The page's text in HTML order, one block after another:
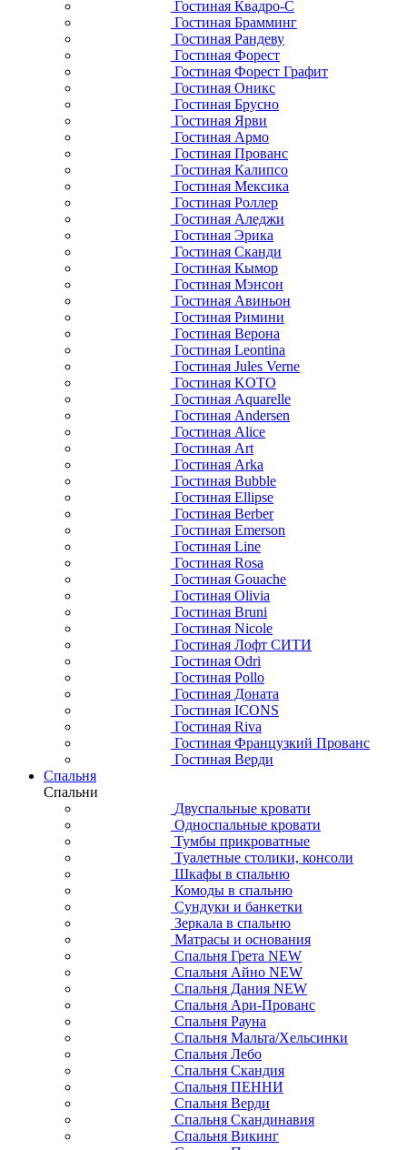
Гостиная Квадро-С
Гостиная Брамминг
Гостиная Рандеву
Гостиная Форест
Гостиная Форест Графит
Гостиная Оникс
Гостиная Брусно
Гостиная Ярви
Гостиная Армо
Гостиная Прованс
Гостиная Калипсо
Гостиная Мексика
Гостиная Роллер
Гостиная Аледжи
Гостиная Эрика
Гостиная Сканди
Гостиная Кымор
Гостиная Мэнсон
Гостиная Авиньон
Гостиная Римини
Гостиная Верона
Гостиная Leontina
Гостиная Jules Verne
Гостиная KOTO
Гостиная Aquarelle
Гостиная Andersen
Гостиная Alice
Гостиная Art
Гостиная Arka
Гостиная Bubble
Гостиная Ellipse
Гостиная Berber
Гостиная Emerson
Гостиная Line
Гостиная Rosa
Гостиная Gouache
Гостиная Olivia
Гостиная Bruni
Гостиная Nicole
Гостиная Лофт СИТИ
Гостиная Odri
Гостиная Pollo
Гостиная Доната
Гостиная ICONS
Гостиная Riva
Гостиная Французкий Прованс
Гостиная Верди
Спальня
Спальни
Двуспальные кровати
Односпальные кровати
Тумбы прикроватные
Туалетные столики, консоли
Шкафы в спальню
Комоды в спальню
Сундуки и банкетки
Зеркала в спальню
Матрасы и основания
Спальня Грета NEW
Спальня Айно NEW
Спальня Дания NEW
Спальня Ари-Прованс
Спальня Рауна
Спальня Мальта/Хельсинки
Спальня Лебо
Спальня Скандия
Спальня ПЕННИ
Спальня Верди
Спальня Скандинавия
Спальня Викинг